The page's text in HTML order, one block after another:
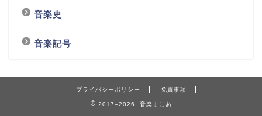
音楽史
音楽記号
プライバシーポリシー 免責事項
2017–2026 音楽まにあ